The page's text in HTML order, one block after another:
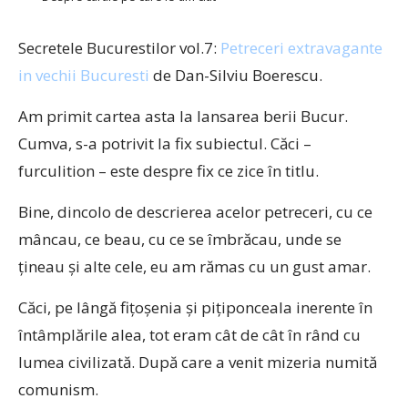
Secretele Bucurestilor vol.7: Petreceri extravagante
in vechii Bucuresti de Dan-Silviu Boerescu.
Am primit cartea asta la lansarea berii Bucur.
Cumva, s-a potrivit la fix subiectul. Căci –
furculition – este despre fix ce zice în titlu.
Bine, dincolo de descrierea acelor petreceri, cu ce
mâncau, ce beau, cu ce se îmbrăcau, unde se
țineau și alte cele, eu am rămas cu un gust amar.
Căci, pe lângă fițoșenia și pițiponceala inerente în
întâmplările alea, tot eram cât de cât în rând cu
lumea civilizată. După care a venit mizeria numită
comunism.